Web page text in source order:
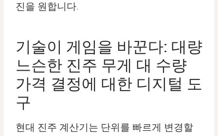
진을 원합니다.
기술이 게임을 바꾼다: 대량
느슨한 진주 무게 대 수량
가격 결정에 대한 디지털 도
구
현대 진주 계산기는 단위를 빠르게 변경할